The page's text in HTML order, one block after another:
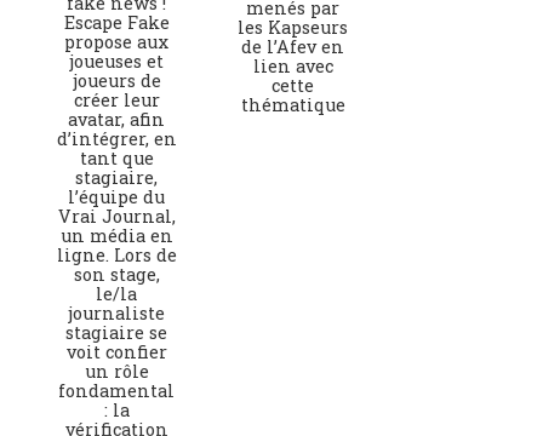
Escape Fake
propose aux
joueuses et
joueurs de
créer leur
avatar, afin
d’intégrer, en
tant que
stagiaire,
l’équipe du
Vrai Journal,
un média en
ligne. Lors de
son stage,
le/la
journaliste
stagiaire se
voit confier
un rôle
fondamental
: la
vérification
menés par
les Kapseurs
de l’Afev en
lien avec
cette
thématique